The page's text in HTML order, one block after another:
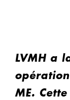
LVMH a
ME.